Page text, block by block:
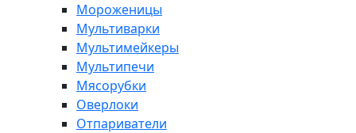
Мороженицы
Мультиварки
Мультимейкеры
Мультипечи
Мясорубки
Оверлоки
Отпариватели